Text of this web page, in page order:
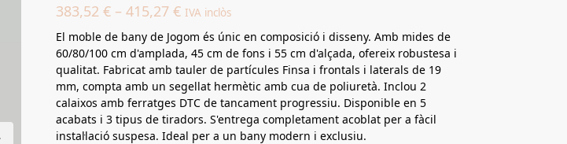
383,52 € – 415,27 € IVA inclòs
El moble de bany de Jogom és únic en composició i disseny. Amb mides de
60/80/100 cm d'amplada, 45 cm de fons i 55 cm d'alçada, ofereix robustesa i
qualitat. Fabricat amb tauler de partícules Finsa i frontals i laterals de 19
mm, compta amb un segellat hermètic amb cua de poliuretà. Inclou 2
calaixos amb ferratges DTC de tancament progressiu. Disponible en 5
acabats i 3 tipus de tiradors. S'entrega completament acoblat per a fàcil
instal·lació suspesa. Ideal per a un bany modern i exclusiu.